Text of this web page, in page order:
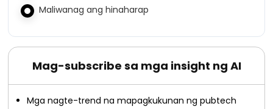
Maliwanag ang hinaharap
Mag-subscribe sa mga insight ng AI
Mga nagte-trend na mapagkukunan ng pubtech